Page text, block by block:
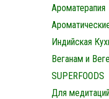
Ароматерапия
Индийская
Веганам и
SUPERFOODS
Для